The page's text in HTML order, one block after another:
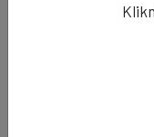
Povezani artikli